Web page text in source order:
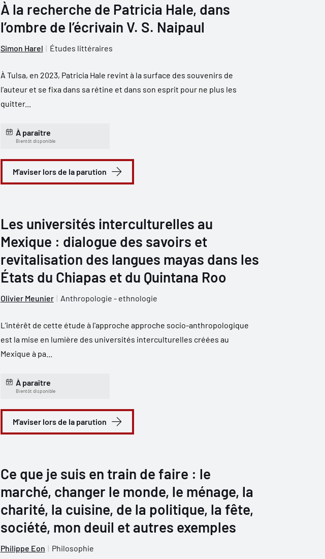
À la recherche de Patricia Hale, dans
l’ombre de l’écrivain V. S. Naipaul
Simon Harel Études littéraires
À Tulsa, en 2023, Patricia Hale revint à la surface des souvenirs de
l’auteur et se fixa dans sa rétine et dans son esprit pour ne plus les
quitter...
À paraître
Bientôt disponible
M'aviser lors de la parution
Les universités interculturelles au
Mexique : dialogue des savoirs et
revitalisation des langues mayas dans les
États du Chiapas et du Quintana Roo
Olivier Meunier Anthropologie - ethnologie
L’intérêt de cette étude à l'approche approche socio-anthropologique
est la mise en lumière des universités interculturelles créées au
Mexique à pa...
À paraître
Bientôt disponible
M'aviser lors de la parution
Ce que je suis en train de faire : le
marché, changer le monde, le ménage, la
charité, la cuisine, de la politique, la fête,
société, mon deuil et autres exemples
Philippe Eon Philosophie